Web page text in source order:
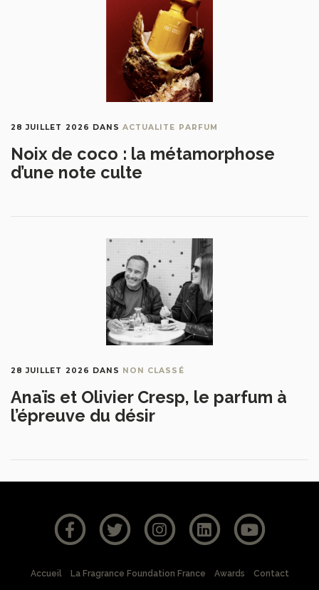
28 JUILLET 2026 DANSACTUALITE PARFUM
Noix de coco : la métamorphose
d’une note culte
28 JUILLET 2026 DANS NON CLASSÉ
Anaïs et Olivier Cresp, le parfum à
l’épreuve du désir
Accueil La Fragrance Foundation France Awards Contact